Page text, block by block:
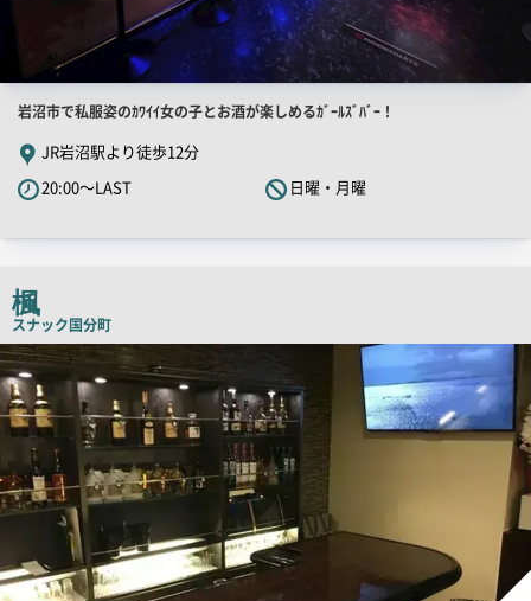
店
舗
PR
キ
コ
ピ
ー
岩沼市で私服姿のｶﾜｲｲ女の子とお酒が楽しめるｶﾞｰﾙｽﾞﾊﾞｰ！
JR岩沼駅より徒歩12分
20:00～LAST
日曜・月曜
楓
スナック国分町
店
舗
PR
画
像